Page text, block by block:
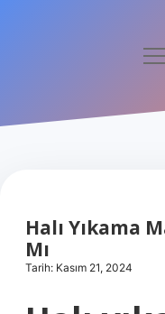
Hakkımızda
Halı Yıkama
Mı
Tarih: Kasım 21, 2024